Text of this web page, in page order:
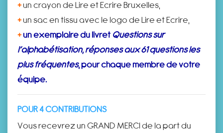
+un crayon de Lire et Ecrire Bruxelles,
+un sac en tissu avec le logo de Lire et Ecrire,
+un exemplaire du livret Questions sur
l’alphabétisation, réponses aux 61 questions les
plus fréquentes, pour chaque membre de votre
équipe.
POUR 4 CONTRIBUTIONS
Vous recevrez un GRAND MERCI de la part du